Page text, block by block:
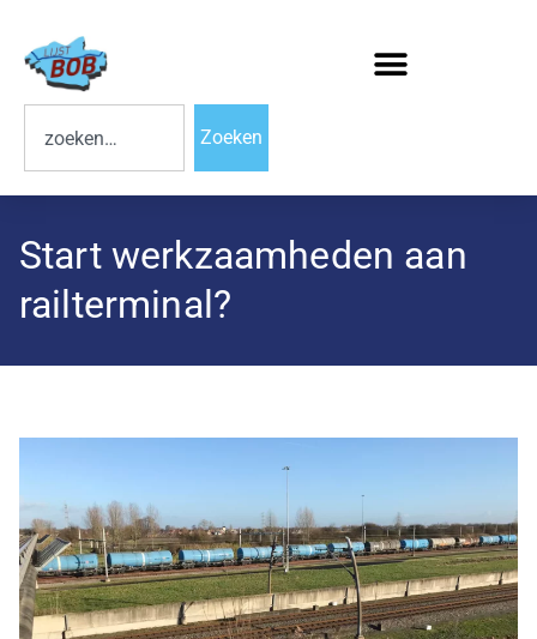
Zoeken
Start werkzaamheden aan
railterminal?